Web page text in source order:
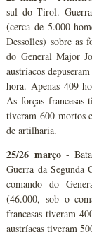
sul do Tirol. Guerra
(cerca de 5.000
Dessolles) sobre as
do General Major
austríacos
hora. Apenas 409
As forças francesas
tiveram 600 mortos
de artilharia.
25/26 março-
Guerra da Segunda
comando do
(46.000, sob o
francesas tiveram
austríacas tiveram